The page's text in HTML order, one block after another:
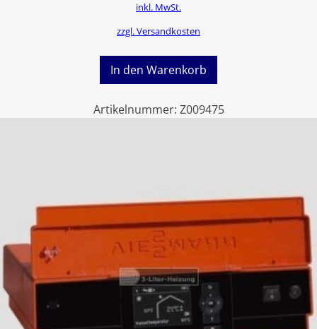
inkl. MwSt.
zzgl. Versandkosten
In den Warenkorb
Artikelnummer: Z009475